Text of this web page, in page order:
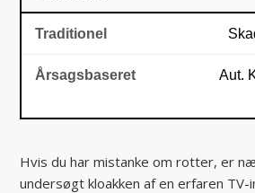
Aut.
Hvis du har mistanke om rotter, er
undersøgt kloakken af en erfaren